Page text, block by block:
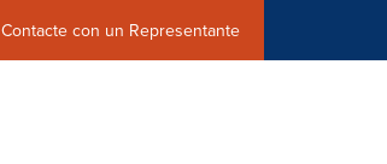
Contacte con un Representante